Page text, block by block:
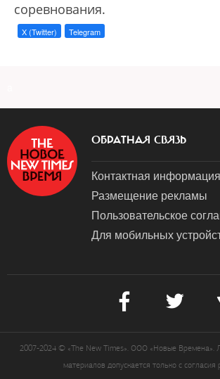
соревнования.
X (Twitter) Telegram
ОБРАТНАЯ СВЯЗЬ
Контактная информация
Размещение рекламы
Пользовательское
Для мобильных
2007-2024 © «The New Times». ООО «Новые Времена».
материалов допускается только с согласия